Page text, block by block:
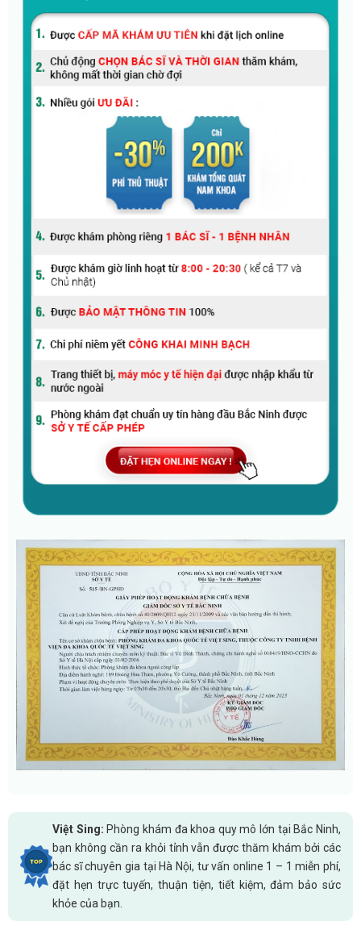
Việt Sing: Phòng khám đa khoa quy mô lớn tại Bắc Ninh,
bạn không cần ra khỏi tỉnh vẫn được thăm khám bởi các
bác sĩ chuyên gia tại Hà Nội, tư vấn online 1 – 1 miễn phí,
đặt hẹn trực tuyến, thuận tiện, tiết kiệm, đảm bảo sức
khỏe của bạn.